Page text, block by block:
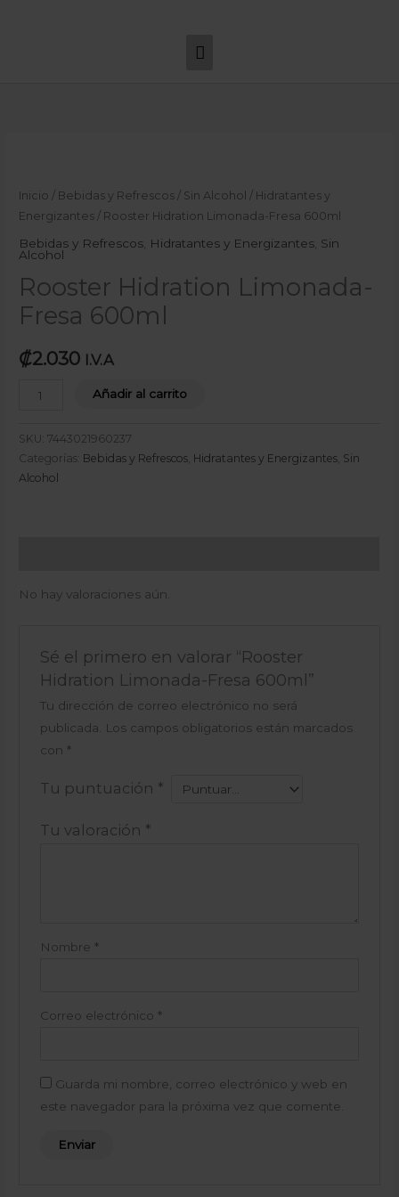
principal
Inicio / Bebidas y Refrescos / Sin Alcohol / Hidratantes y
Energizantes / Rooster Hidration Limonada-Fresa 600ml
Bebidas y Refrescos Hidratantes y Energizantes Sin
Alcohol
Rooster Hidration Limonada-
Fresa 600ml
₡2.030 I.V.A
Limonada-
Fresa
600ml
cantidad
Añadir al carrito
SKU:7443021960237
Categorías: Bebidas y Refrescos Hidratantes y Energizantes Sin
Alcohol
No hay valoraciones aún.
Sé el primero en valorar “Rooster
Hidration Limonada-Fresa 600ml”
Tu dirección de correo electrónico no será
publicada.
Los campos obligatorios están marcados
con *
Tu puntuación *
Tu valoración *
Nombre *
Correo electrónico *
Guarda mi nombre, correo electrónico y web en
este navegador para la próxima vez que comente.